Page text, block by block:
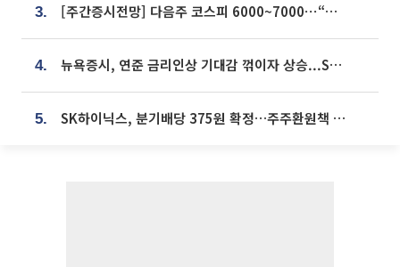
3. [주간증시전망] 다음주 코스피 6000~7000⋯“外人 수급은 정책이 변수”
4. 뉴욕증시, 연준 금리인상 기대감 꺾이자 상승...S&P500 사상 최고치 [종합]
5. SK하이닉스, 분기배당 375원 확정…주주환원책 9월로 앞당겨 발표